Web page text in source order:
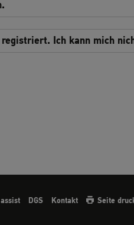
Ich kann mich
assist DGS Kontakt Seite